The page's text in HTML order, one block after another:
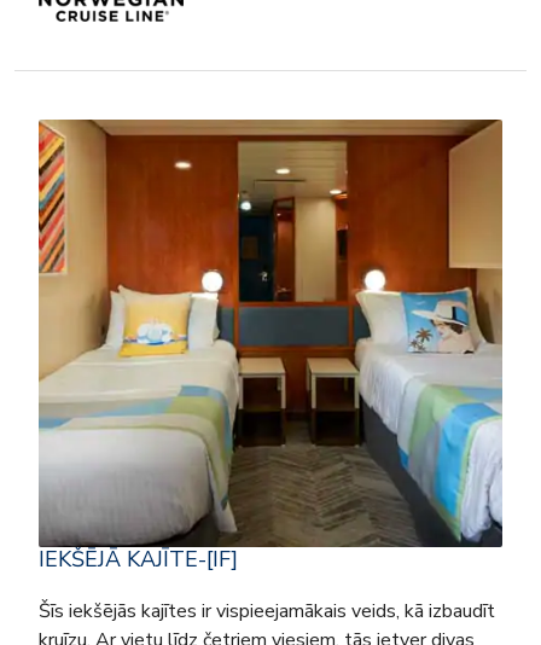
IEKŠĒJĀ KAJĪTE-[IF]
Šīs iekšējās kajītes ir vispieejamākais veids, kā izbaudīt